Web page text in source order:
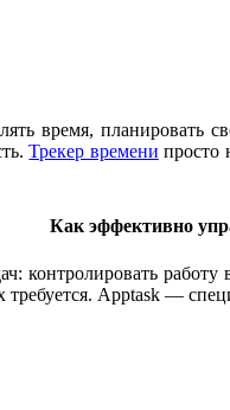
время, планировать
Трекер времени просто
Как эффективно
контролировать
Apptask —